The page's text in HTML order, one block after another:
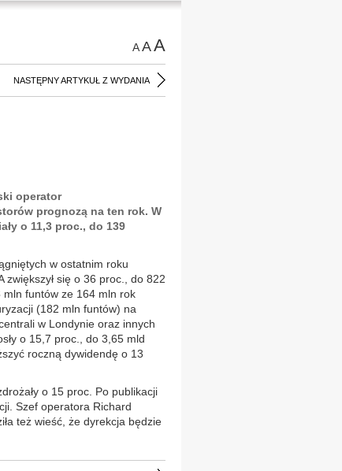
AAA
NASTĘPNY ARTYKUŁ Z WYDANIA
operator
prognozą na ten rok. W
o 11,3 proc., do 139
w ostatnim roku
się o 36 proc., do 822
mln funtów ze 164 mln rok
(182 mln funtów) na
w Londynie oraz innych
o 15,7 proc., do 3,65 mld
roczną dywidendę o 13
o 15 proc. Po publikacji
Szef operatora Richard
też wieść, że dyrekcja będzie